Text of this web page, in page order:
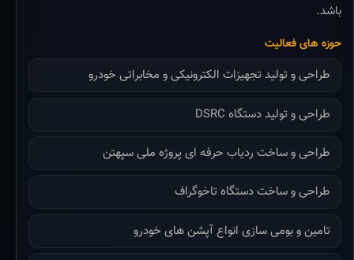
باشد.
حوزه های فعالیت
طراحی و تولید تجهیزات الکترونیکی و مخابراتی خودرو
طراحی و تولید دستگاه DSRC
طراحی و ساخت ردیاب حرفه ای پروژه ملی سپهتن
طراحی و ساخت دستگاه تاخوگراف
تامین و بومی سازی انواع آپشن های خودرو